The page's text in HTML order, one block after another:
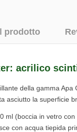
prodotto
acrilico
della gamma
asciutto la superficie
ml (boccia in vetro
con acqua tiepida